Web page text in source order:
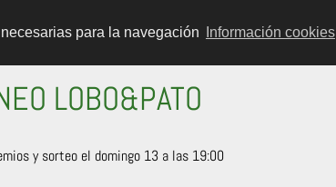
para la navegación Información cookies
LOBO&PATO
y sorteo el domingo 13 a las 19:00